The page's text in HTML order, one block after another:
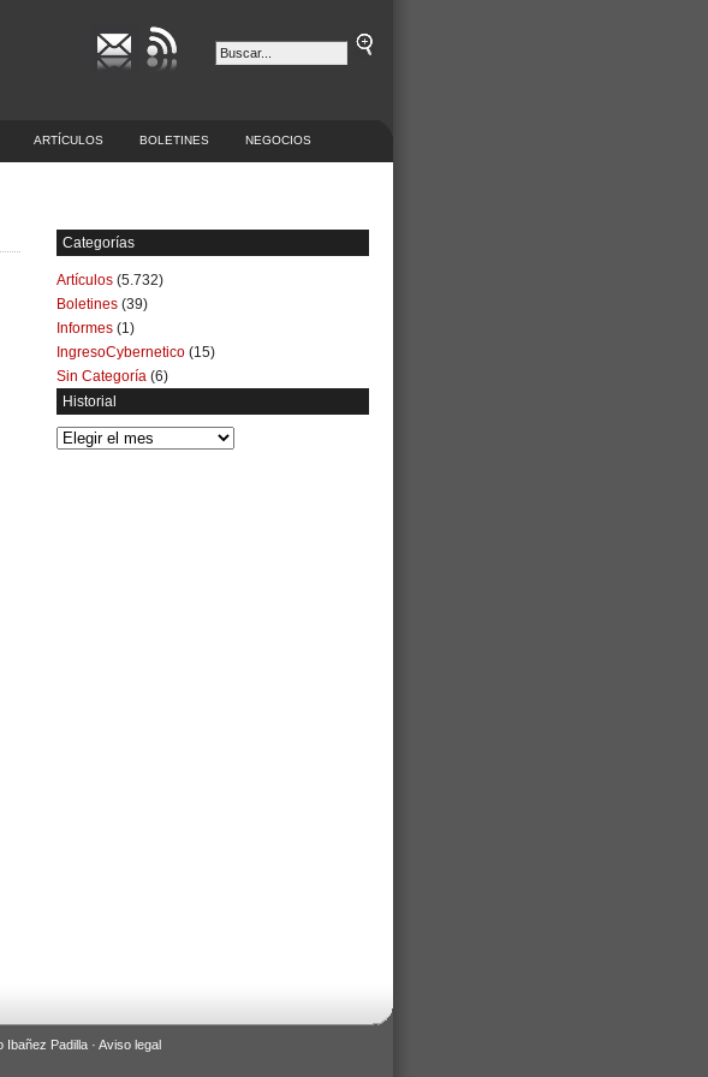
ARTÍCULOS BOLETINES NEGOCIOS
Categorías
Artículos (5.732)
Boletines (39)
Informes (1)
IngresoCybernetico (15)
Sin Categoría (6)
Historial
Historial
Padilla · Aviso legal